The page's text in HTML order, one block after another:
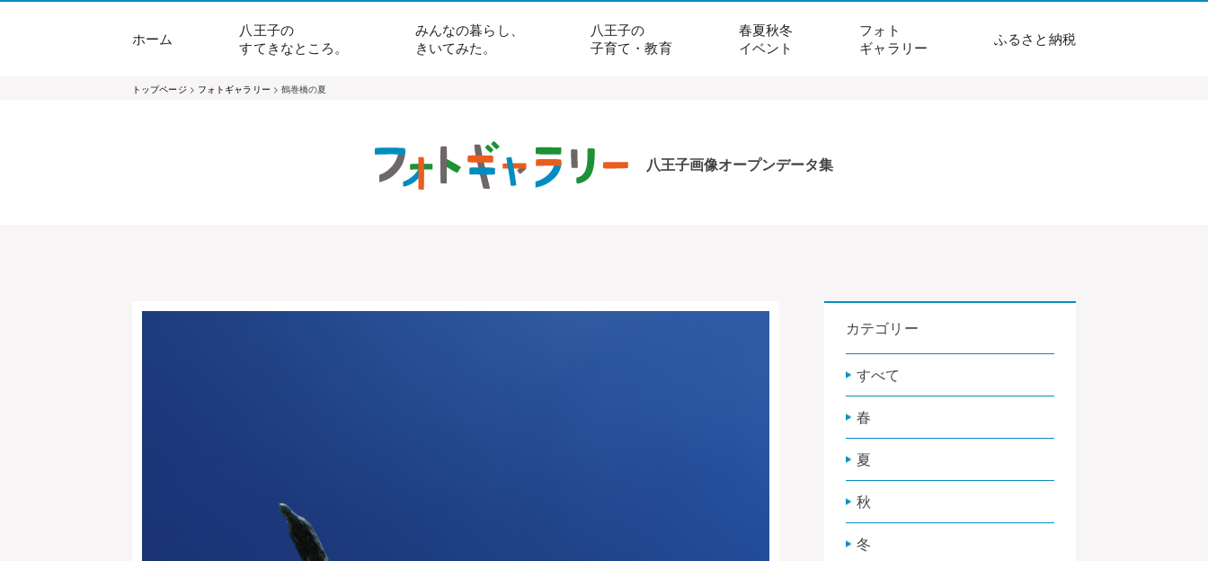
ホーム
八王子の
すてきなところ。
みんなの暮らし、
きいてみた。
八王子の
子育て・教育
春夏秋冬
イベント
フォト
ギャラリー
ふるさと納税
トップページ > フォトギャラリー > 鶴巻橋の夏
八王子画像オープンデータ集
カテゴリー
すべて
春
夏
秋
冬